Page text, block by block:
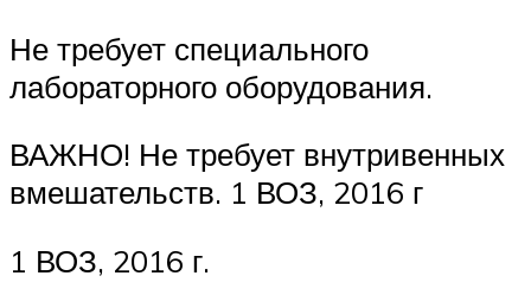
Не требует специального
лабораторного оборудования.
ВАЖНО! Не требует внутривенных
вмешательств. 1 ВОЗ, 2016 г
1 ВОЗ, 2016 г.